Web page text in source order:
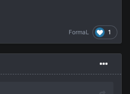
FormaL 1